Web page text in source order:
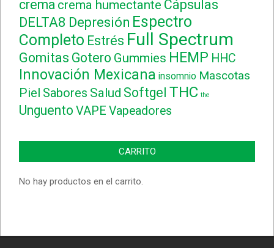
crema crema humectante Cápsulas
DELTA8 Depresión Espectro
Completo Estrés Full Spectrum
Gomitas Gotero Gummies HEMP HHC
Innovación Mexicana insomnio Mascotas
Piel Sabores Salud Softgel THC the
Unguento VAPE Vapeadores
CARRITO
No hay productos en el carrito.